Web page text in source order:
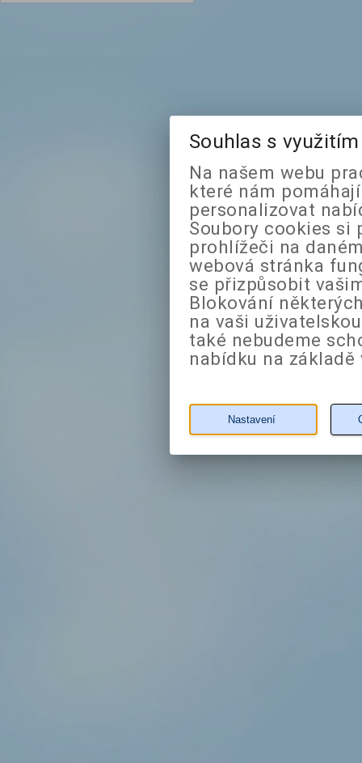
Souhlas s
Na našem webu
které nám
personalizovat
Soubory cookies si
prohlížeči na
webová stránka
se přizpůsobit
Blokování
na vaši
také nebudeme
nabídku na
Nastavení